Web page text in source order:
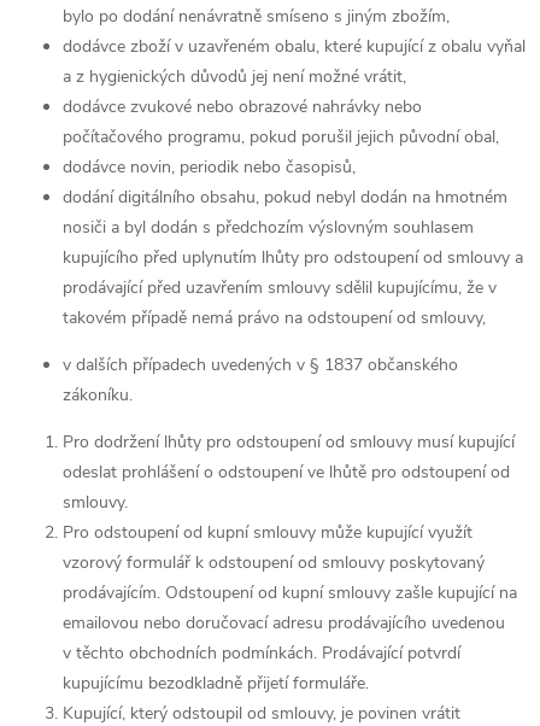
bylo po dodání nenávratně smíseno s jiným zbožím,
dodávce zboží v uzavřeném obalu, které kupující z obalu vyňal
a z hygienických důvodů jej není možné vrátit,
dodávce zvukové nebo obrazové nahrávky nebo
počítačového programu, pokud porušil jejich původní obal,
dodávce novin, periodik nebo časopisů,
dodání digitálního obsahu, pokud nebyl dodán na hmotném
nosiči a byl dodán s předchozím výslovným souhlasem
kupujícího před uplynutím lhůty pro odstoupení od smlouvy a
prodávající před uzavřením smlouvy sdělil kupujícímu, že v
takovém případě nemá právo na odstoupení od smlouvy,
v dalších případech uvedených v § 1837 občanského
zákoníku.
Pro dodržení lhůty pro odstoupení od smlouvy musí kupující
odeslat prohlášení o odstoupení ve lhůtě pro odstoupení od
smlouvy.
Pro odstoupení od kupní smlouvy může kupující využít
vzorový formulář k odstoupení od smlouvy poskytovaný
prodávajícím. Odstoupení od kupní smlouvy zašle kupující na
emailovou nebo doručovací adresu prodávajícího uvedenou
v těchto obchodních podmínkách. Prodávající potvrdí
kupujícímu bezodkladně přijetí formuláře.
Kupující, který odstoupil od smlouvy, je povinen vrátit